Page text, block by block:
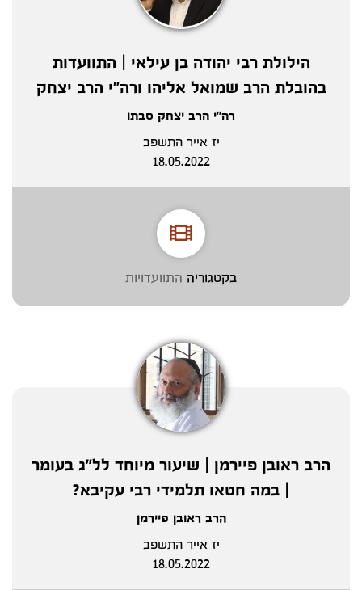
הילולת רבי יהודה בן עילאי | התוועדות
בהובלת הרב שמואל אליהו ורה"י הרב יצחק
רה"י הרב יצחק סבתו
יז אייר התשפב
18.05.2022
בקטגוריה התוועדויות
הרב ראובן פיירמן | שיעור מיוחד לל"ג בעומר
| במה חטאו תלמידי רבי עקיבא?
הרב ראובן פיירמן
יז אייר התשפב
18.05.2022